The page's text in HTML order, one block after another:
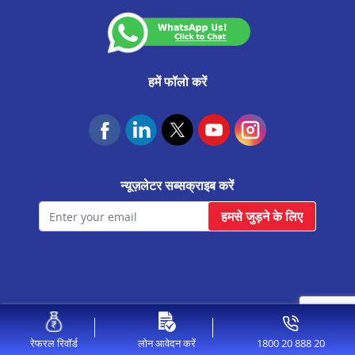
पनवेल मे प्रॉपर्टी पर लोन
नासिक मे प्रॉपर्टी पर लोन
कोल्हापुर मे प्रॉपर्टी पर लोन
कल्याण मे प्रॉपर्टी पर लोन
जलगांव मे प्रॉपर्टी पर लोन
चाकन मे प्रॉपर्टी पर लोन
बोरीवली मे प्रॉपर्टी पर लोन
रेफरल रिवॉर्ड लोन आवेदन करें 1800 20 888 20
हमें फॉलो करें
न्यूज़लेटर सब्सक्राइब करें
हमसे जुड़ने के लिए
© 2026 Aavas Financiers Ltd, All Rights Reserved.